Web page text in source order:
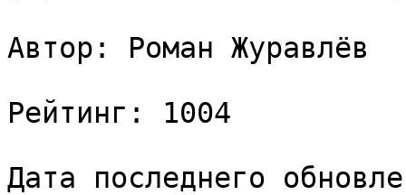
Автор: Роман Журавлёв
Рейтинг: 1004
Дата последнего